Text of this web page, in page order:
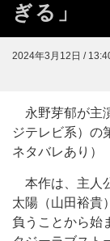
ぎる」
2024年3月12日 /
永野芽郁が主
ジテレビ系）の
ネタバレあり）
本作は、主人
太陽（山田裕貴
負うことから始